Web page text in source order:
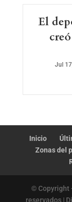
El
Jul
Inicio
Zonas del
© Copyright
reservados |